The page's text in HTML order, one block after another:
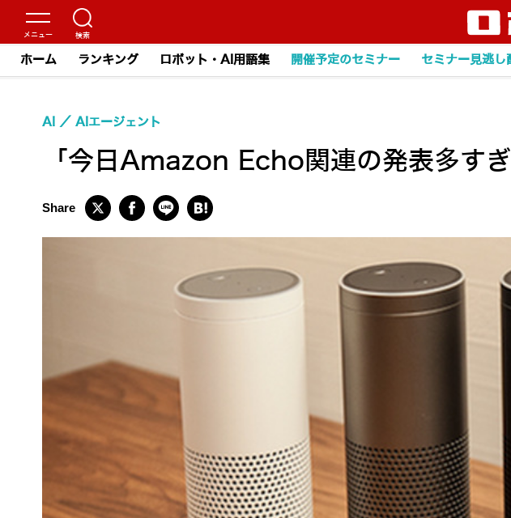
ホーム ランキング ロボット・AI用語集 開催予定のセミナー セミナー見逃し
「今日Amazon Echo関連の発表多す
AI AIエージェント